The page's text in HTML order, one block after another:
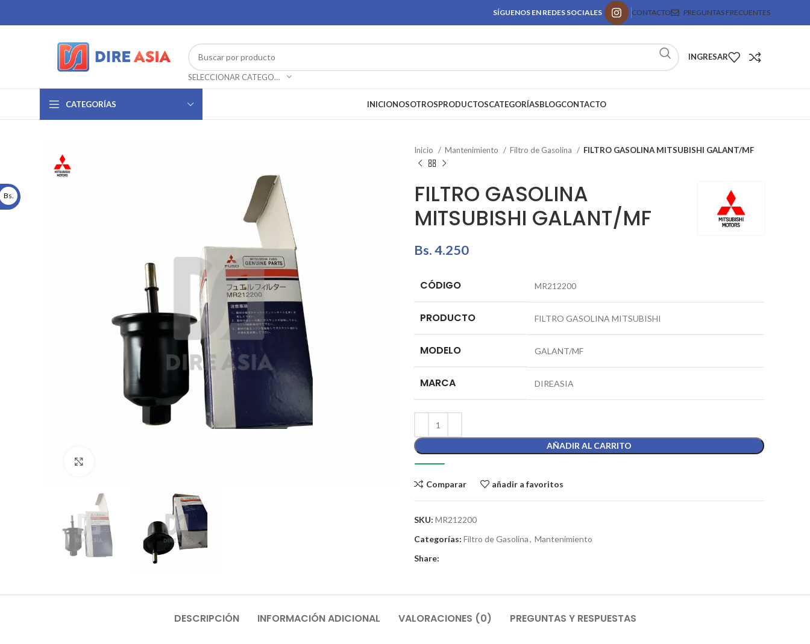
SÍGUENOS EN REDES SOCIALES CONTACTO PREGUNTAS FRECUENTES
SELECCIONAR CATEGORÍA
INGRESAR
CATEGORÍAS INICIONOSOTROSPRODUCTOSCATEGORÍASBLOGCONTACTO
Inicio Mantenimiento Filtro de Gasolina FILTRO GASOLINA MITSUBISHI GALANT/MF
FILTRO GASOLINA
MITSUBISHI GALANT/MF
Bs.4.250
CÓDIGO MR212200
PRODUCTO FILTRO GASOLINA MITSUBISHI
MODELO GALANT/MF
MARCA DIREASIA
AÑADIR AL CARRITO
Comparar añadir a favoritos
SKU: MR212200
Categorías: Filtro de Gasolina, Mantenimiento
Share:
DESCRIPCIÓN INFORMACIÓN ADICIONAL VALORACIONES (0) PREGUNTAS Y RESPUESTAS
Bs.